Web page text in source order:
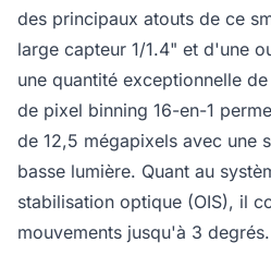
des principaux atouts de ce
large capteur 1/1.4" et d'une
une quantité exceptionnelle
de pixel binning 16-en-1
de 12,5 mégapixels avec une
basse lumière. Quant au
stabilisation optique (OIS), il
mouvements jusqu'à 3 degrés.